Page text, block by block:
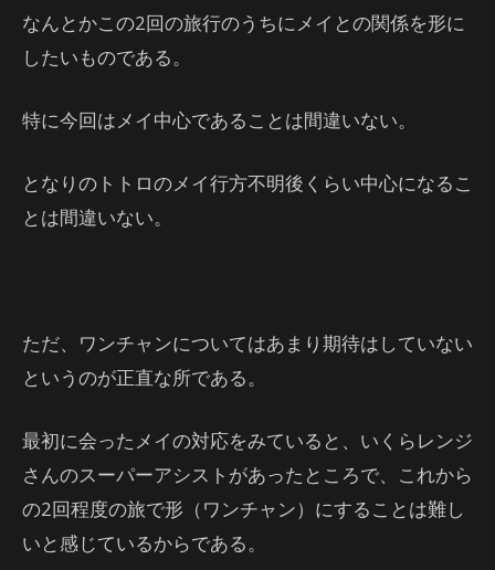
なんとかこの2回の旅行のうちにメイとの関係を形に
したいものである。
特に今回はメイ中心であることは間違いない。
となりのトトロのメイ行方不明後くらい中心になるこ
とは間違いない。
ただ、ワンチャンについてはあまり期待はしていない
というのが正直な所である。
最初に会ったメイの対応をみていると、いくらレンジ
さんのスーパーアシストがあったところで、これから
の2回程度の旅で形（ワンチャン）にすることは難し
いと感じているからである。